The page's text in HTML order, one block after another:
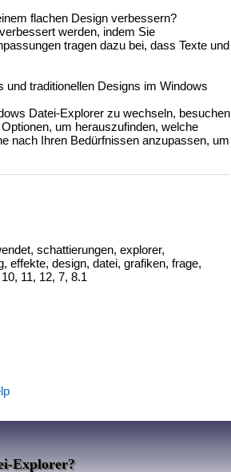
flachen Design verbessern?
werden, indem Sie
tragen dazu bei, dass Texte und
traditionellen Designs im Windows
Datei-Explorer zu wechseln, besuchen
um herauszufinden, welche
nach Ihren Bedürfnissen anzupassen, um
schattierungen, explorer,
effekte, design, datei, grafiken, frage,
11, 12, 7, 8.1
Explorer?